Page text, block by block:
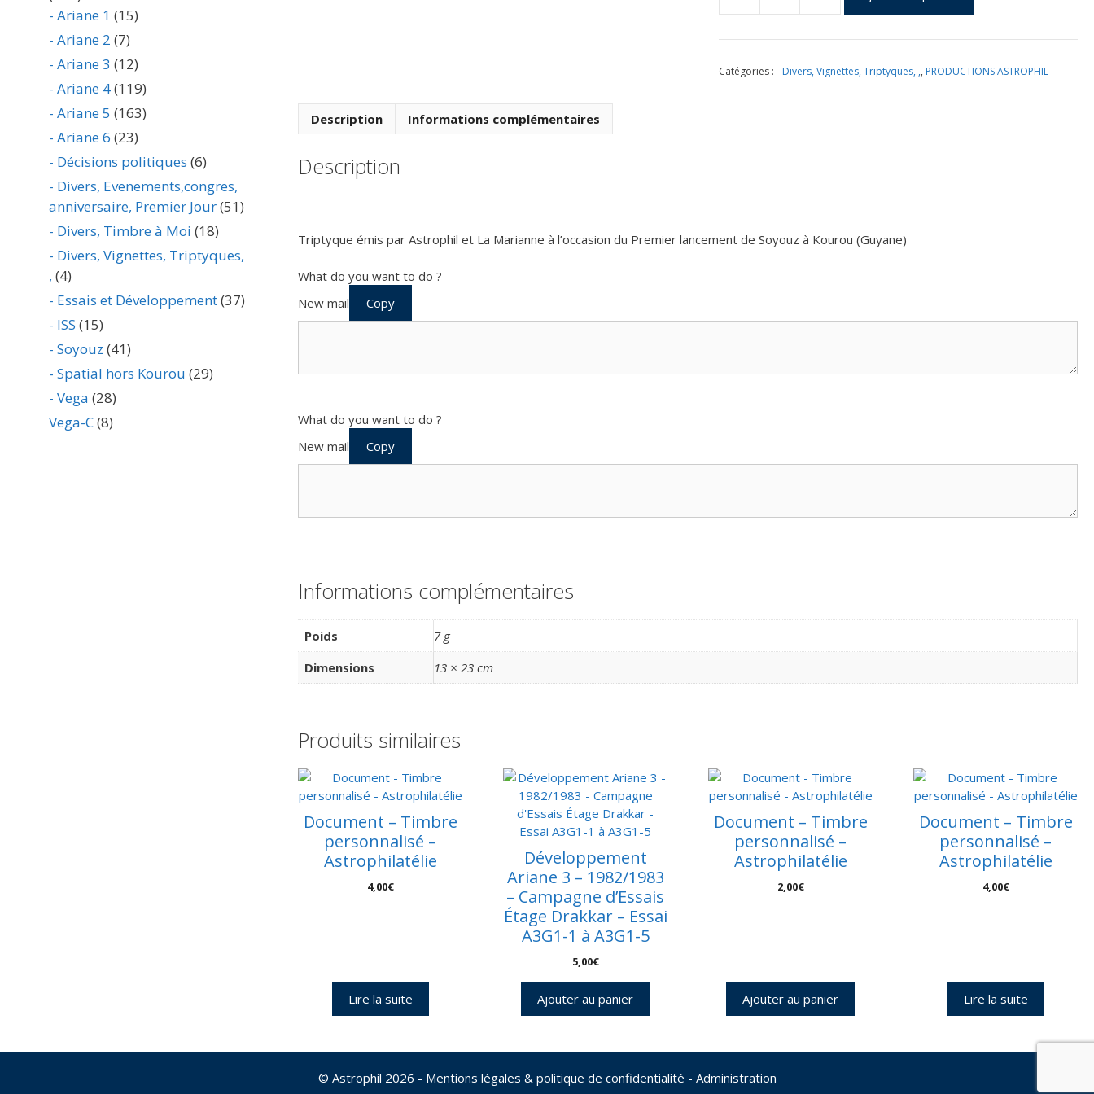
de
Document
Triptyque
Catégories :- Divers, Vignettes, Triptyques, ,, PRODUCTIONS ASTROPHIL
Description Informations complémentaires
Description
Triptyque émis par Astrophil et La Marianne à l’occasion du Premier lancement de Soyouz à Kourou (Guyane)
What do you want to do ?
New mail
Copy
What do you want to do ?
New mail
Copy
Informations complémentaires
Poids
7 g
Dimensions
13 × 23 cm
Produits similaires
Document – Timbre
personnalisé –
Astrophilatélie
4,00€
Lire la suite
Développement
Ariane 3 – 1982/1983
– Campagne d’Essais
Étage Drakkar – Essai
A3G1-1 à A3G1-5
5,00€
Ajouter au panier
Document – Timbre
personnalisé –
Astrophilatélie
2,00€
Ajouter au panier
Document – Timbre
personnalisé –
Astrophilatélie
4,00€
Lire la suite
- Ariane 1 (15)
- Ariane 2 (7)
- Ariane 3 (12)
- Ariane 4(119)
- Ariane 5 (163)
- Ariane 6 (23)
- Décisions politiques (6)
- Divers, Evenements,congres,
anniversaire, Premier Jour(51)
- Divers, Timbre à Moi (18)
- Divers, Vignettes, Triptyques,
, (4)
- Essais et Développement(37)
- ISS (15)
- Soyouz (41)
- Spatial hors Kourou (29)
- Vega (28)
Vega-C(8)
© Astrophil 2026 - Mentions légales & politique de confidentialité - Administration